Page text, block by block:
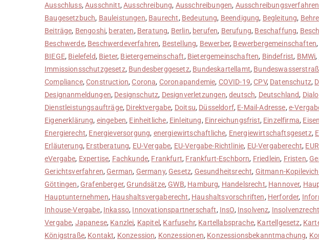
Ausschluss,Ausschnitt,Ausschreibung, Ausschreibungen, Ausschreibungsverfahren
Baugesetzbuch, Bauleistungen, Baurecht, Bedeutung, Beendigung, Begleitung,
Beiträge, Bengoshi, beraten, Beratung, Berlin, berufen, Berufung, Beschaffung,
Beschwerde, Beschwerdeverfahren, Bestellung, Bewerber, Bewerbergemeinschaften,
BIEGE, Bielefeld, Bieter, Bietergemeinschaft, Bietergemeinschaften, Bindefrist, BMWi,
Immissionsschutzgesetz, Bundesberggesetz, Bundeskartellamt,
Compliance,Construction,Corona, Coronapandemie, COVID-19,CPV, Datenschutz,
Designanmeldungen, Designschutz, Designverletzungen,deutsch, Deutschland,
Dienstleistungsaufträge, Direktvergabe, Doitsu, Düsseldorf, E-Mail-Adresse, e-
Eigenerklärung, eingeben, Einheitliche, Einleitung, Einreichungsfrist, Einzelfirma,
Energierecht, Energieversorgung, energiewirtschaftliche, Energiewirtschaftsgesetz,
Erläuterung, Erstberatung, EU-Vergabe, EU-Vergabe-Richtlinie, EU-Vergaberecht, EUR
eVergabe, Expertise, Fachkunde, Frankfurt, Frankfurt-Eschborn, Friedlein, Fristen,
Gerichtsverfahren, German, Germany, Gesetz, Gesundheitsrecht, Gitmann-Kopilevich
Göttingen, Grafenberger, Grundsätze, GWB, Hamburg, Handelsrecht, Hannover,
Hauptunternehmen, Haushaltsvergaberecht, Haushaltsvorschriften, Herforder,
Inhouse-Vergabe, Inkasso, Innovationspartnerschaft, InsO, Insolvenz,
Vergabe, Japanese, Kanzlei, Kapitel, Karfusehr, Kartellabsprache, Kartellgesetz,
Königstraße, Kontakt, Konzession, Konzessionen, Konzessionsbekanntmachung,